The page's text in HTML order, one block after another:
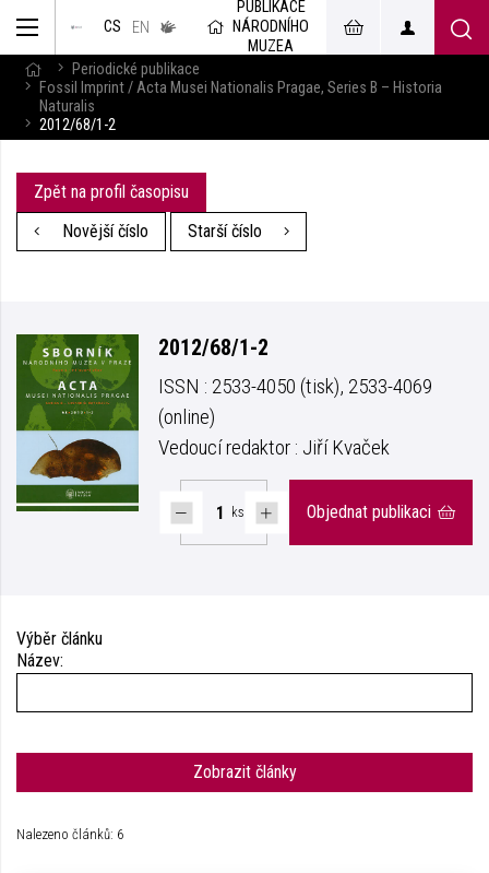
CS EN
v českém
jazyce
PUBLIKACE
NÁRODNÍHO
MUZEA
Periodické publikace
Fossil Imprint / Acta Musei Nationalis Pragae, Series B – Historia
Naturalis
2012/68/1-2
Zpět na profil časopisu
Novější číslo
Starší číslo
2012/68/1-2
ISSN : 2533-4050 (tisk), 2533-4069
(online)
Vedoucí redaktor : Jiří Kvaček
ks Objednat publikaci
Výběr článku
Název:
Zobrazit články
Nalezeno článků: 6